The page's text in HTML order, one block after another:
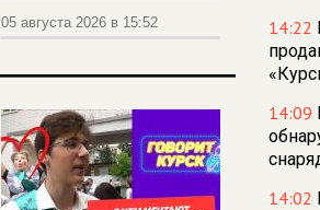
05 августа 2026 в 15:52 14:22
14:09
14:02